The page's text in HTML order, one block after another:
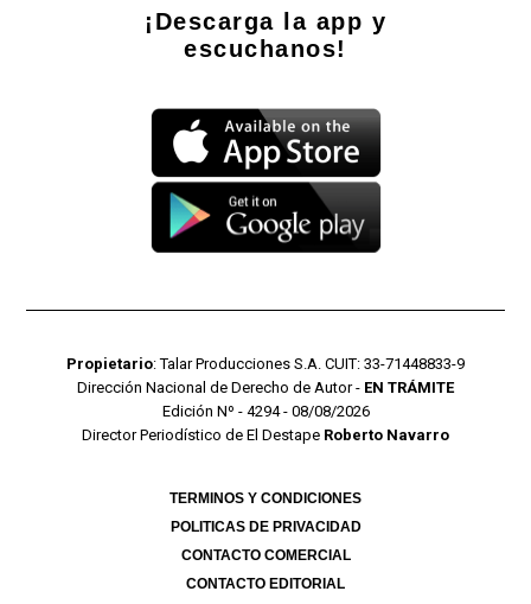
¡Descarga la app y
escuchanos!
Propietario: Talar Producciones S.A. CUIT: 33-71448833-9
Dirección Nacional de Derecho de Autor - EN TRÁMITE
Edición Nº - 4294 - 08/08/2026
Director Periodístico de El Destape Roberto Navarro
TERMINOS Y CONDICIONES
POLITICAS DE PRIVACIDAD
CONTACTO COMERCIAL
CONTACTO EDITORIAL